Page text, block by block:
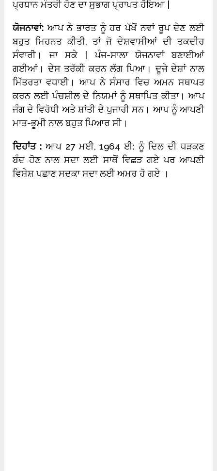
ਪ੍ਰਧਾਨ ਮੰਤਰੀ ਹੋਣ ਦਾ ਸੁਭਾਗ ਪ੍ਰਾਪਤ ਹੋਇਆ |
ਯੋਜਨਾਵਾਂ: ਆਪ ਨੇ ਭਾਰਤ ਨੂੰ ਹਰ ਪੱਖੋਂ ਨਵਾਂ ਰੂਪ ਦੇਣ ਲਈ
ਬਹੁਤ ਮਿਹਨਤ ਕੀਤੀ, ਤਾਂ ਜੋ ਦੇਸ਼ਵਾਸੀਆਂ ਦੀ ਤਕਦੀਰ
ਸੰਵਾਰੀ। ਜਾ ਸਕੇ | ਪੰਜ-ਸਾਲਾ ਯੋਜਨਾਵਾਂ ਬਣਾਈਆਂ
ਗਈਆਂ। ਦੇਸ ਤਰੱਕੀ ਕਰਨ ਲੱਗ ਪਿਆ। ਦੂਜੇ ਦੇਸ਼ਾਂ ਨਾਲ
ਮਿੱਤਰਤਾ ਵਧਾਈ। ਆਪ ਨੇ ਸੰਸਾਰ ਵਿਚ ਅਮਨ ਸਥਾਪਤ
ਕਰਨ ਲਈ ਪੰਚਸ਼ੀਲ ਦੇ ਨਿਯਮਾਂ ਨੂੰ ਸਥਾਪਿਤ ਕੀਤਾ। ਆਪ
ਜੰਗ ਦੇ ਵਿਰੋਧੀ ਅਤੇ ਸ਼ਾਂਤੀ ਦੇ ਪੁਜਾਰੀ ਸਨ। ਆਪ ਨੂੰ ਆਪਣੀ
ਮਾਤ-ਭੂਮੀ ਨਾਲ ਬਹੁਤ ਪਿਆਰ ਸੀ।
ਦਿਹਾਂਤ : ਆਪ 27 ਮਈ, 1964 ਈ: ਨੂੰ ਦਿਲ ਦੀ ਧੜਕਣ
ਬੰਦ ਹੋਣ ਨਾਲ ਸਦਾ ਲਈ ਸਾਥੋਂ ਵਿਛੜ ਗਏ ਪਰ ਆਪਣੀ
ਵਿਸ਼ੇਸ਼ ਪਛਾਣ ਸਦਕਾ ਸਦਾ ਲਈ ਅਮਰ ਹੋ ਗਏ ।